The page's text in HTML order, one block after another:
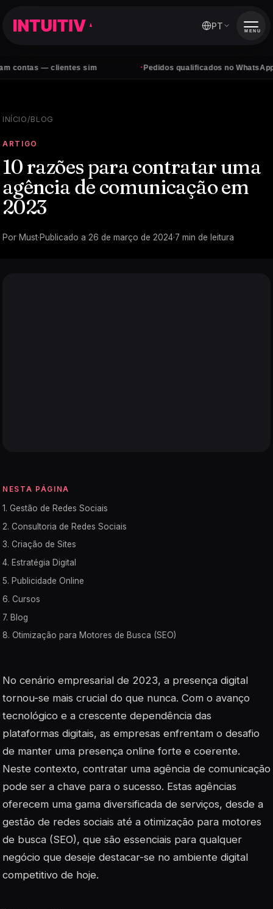
— clientes sim Pedidos qualificados no WhatsApp, todos
PT MENU
INÍCIO/BLOG
ARTIGO
10 razões para contratar uma
agência de comunicação em
2023
Por Must·Publicado a 26 de março de 2024·7 min de leitura
NESTA PÁGINA
1. Gestão de Redes Sociais
2. Consultoria de Redes Sociais
3. Criação de Sites
4. Estratégia Digital
5. Publicidade Online
6. Cursos
7. Blog
8. Otimização para Motores de Busca (SEO)
No cenário empresarial de 2023, a presença digital
tornou-se mais crucial do que nunca. Com o avanço
tecnológico e a crescente dependência das
plataformas digitais, as empresas enfrentam o desafio
de manter uma presença online forte e coerente.
Neste contexto, contratar uma agência de comunicação
pode ser a chave para o sucesso. Estas agências
oferecem uma gama diversificada de serviços, desde a
gestão de redes sociais até a otimização para motores
de busca (SEO), que são essenciais para qualquer
negócio que deseje destacar-se no ambiente digital
competitivo de hoje.